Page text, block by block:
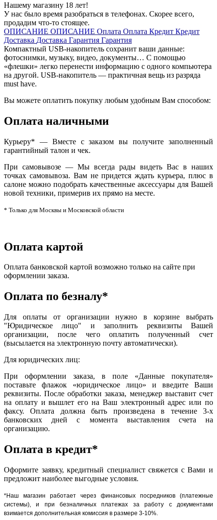
Нашему магазину 18 лет!
У нас было время разобраться в телефонах. Скорее всего,
продадим что-то стоящее.
ОПИСАНИЕ ОПИСАНИЕ Оплата Оплата Кредит Кредит
Доставка Доставка Гарантия Гарантия
Компактный USB-накопитель сохранит ваши данные:
фотоснимки, музыку, видео, документы… С помощью
«флешки» легко перенести информацию с одного компьютера
на другой. USB-накопитель — практичная вещь из разряда
must have.
Вы можете оплатить покупку любым удобным Вам способом:
Оплата наличными
Курьеру* — Вместе с заказом вы получите заполненный
гарантийный талон и чек.
При самовывозе — Мы всегда рады видеть Вас в наших
точках самовывоза. Вам не придется ждать курьера, плюс в
салоне можно подобрать качественные аксессуары для Вашей
новой техники, примерив их прямо на месте.
* Только для Москвы и Московской области
Оплата картой
Оплата банковской картой возможно только на сайте при
оформлении заказа.
Оплата по безналу*
Для оплаты от организации нужно в корзине выбрать
"Юридическое лицо" и заполнить реквизиты Вашей
организации, после чего оплатить полученный счет
(высылается на электронную почту автоматически).
Для юридических лиц:
При оформлении заказа, в поле «Данные покупателя»
поставьте флажок «юридическое лицо» и введите Ваши
реквизиты. После обработки заказа, менеджер выставит счет
на оплату и вышлет его на Ваш электронный адрес или по
факсу. Оплата должна быть произведена в течение 3-х
банковских дней с момента выставления счета на
организацию.
Оплата в кредит*
Оформите заявку, кредитный специалист свяжется с Вами и
предложит наиболее выгодные условия.
*Наш магазин работает через финансовых посредников (платежные
системы), и при безналичных платежах за работу с документами
взимается дополнительная комиссия в размере 3-10%.